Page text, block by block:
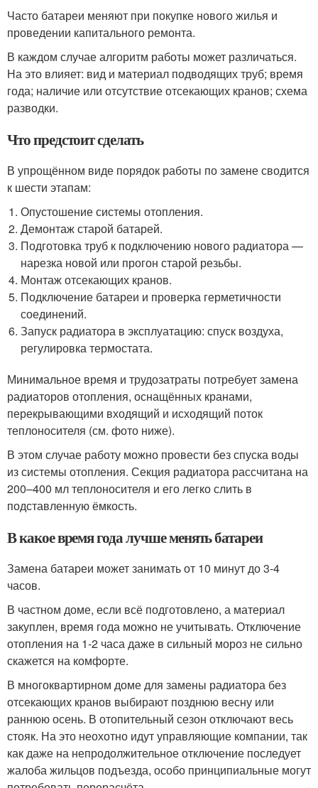
Часто батареи меняют при покупке нового жилья и
проведении капитального ремонта.
В каждом случае алгоритм работы может различаться.
На это влияет: вид и материал подводящих труб; время
года; наличие или отсутствие отсекающих кранов; схема
разводки.
Что предстоит сделать
В упрощённом виде порядок работы по замене сводится
к шести этапам:
Опустошение системы отопления.
Демонтаж старой батарей.
Подготовка труб к подключению нового радиатора —
нарезка новой или прогон старой резьбы.
Монтаж отсекающих кранов.
Подключение батареи и проверка герметичности
соединений.
Запуск радиатора в эксплуатацию: спуск воздуха,
регулировка термостата.
Минимальное время и трудозатраты потребует замена
радиаторов отопления, оснащённых кранами,
перекрывающими входящий и исходящий поток
теплоносителя (см. фото ниже).
В этом случае работу можно провести без спуска воды
из системы отопления. Секция радиатора рассчитана на
200–400 мл теплоносителя и его легко слить в
подставленную ёмкость.
В какое время года лучше менять батареи
Замена батареи может занимать от 10 минут до 3-4
часов.
В частном доме, если всё подготовлено, а материал
закуплен, время года можно не учитывать. Отключение
отопления на 1-2 часа даже в сильный мороз не сильно
скажется на комфорте.
В многоквартирном доме для замены радиатора без
отсекающих кранов выбирают позднюю весну или
раннюю осень. В отопительный сезон отключают весь
стояк. На это неохотно идут управляющие компании, так
как даже на непродолжительное отключение последует
жалоба жильцов подъезда, особо принципиальные могут